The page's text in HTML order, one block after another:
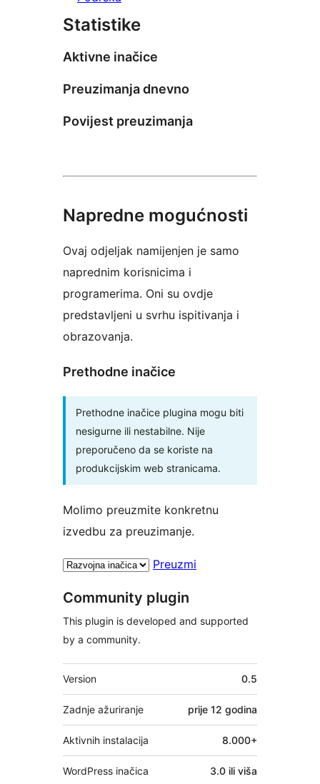
Statistike
Aktivne inačice
Preuzimanja dnevno
Povijest preuzimanja
Napredne mogućnosti
Ovaj odjeljak namijenjen je samo
naprednim korisnicima i
programerima. Oni su ovdje
predstavljeni u svrhu ispitivanja i
obrazovanja.
Prethodne inačice
Prethodne inačice plugina mogu biti
nesigurne ili nestabilne. Nije
preporučeno da se koriste na
produkcijskim web stranicama.
Molimo preuzmite konkretnu
izvedbu za preuzimanje.
Preuzmi
Community plugin
This plugin is developed and supported
by a community.
Meta
Version 0.5
Zadnje ažuriranje prije 12 godina
Aktivnih instalacija 8.000+
WordPress inačica 3.0 ili viša